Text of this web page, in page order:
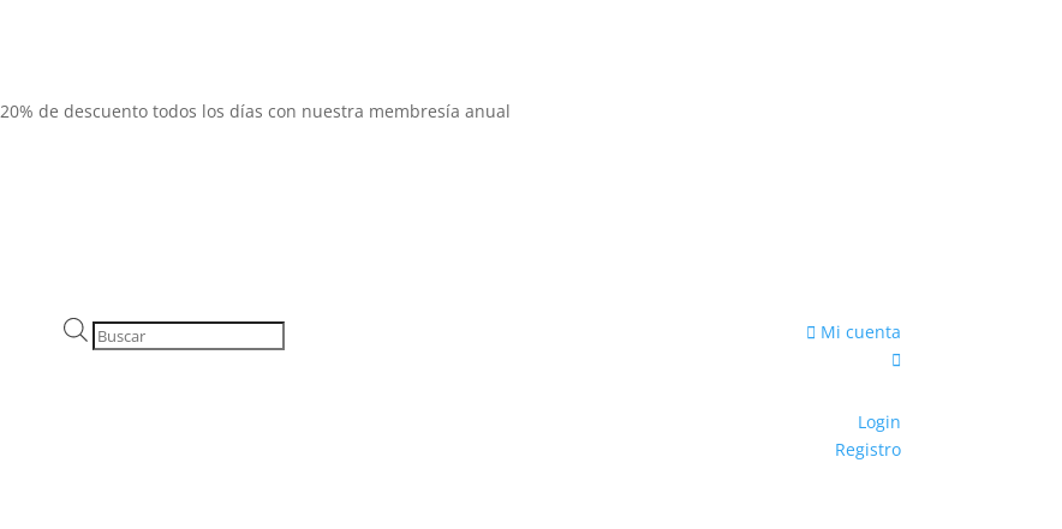
20% de descuento todos los días con nuestra membresía anual
Búsqueda
de
Mi cuenta
Login
Registro